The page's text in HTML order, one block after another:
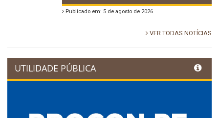
Publicado em: 5 de agosto de 2026
VER TODAS NOTÍCIAS
UTILIDADE PÚBLICA